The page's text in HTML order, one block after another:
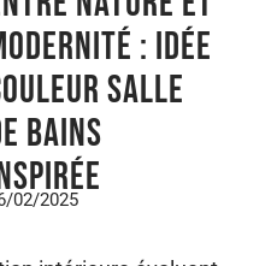
: idée
salle
bains
02/2025